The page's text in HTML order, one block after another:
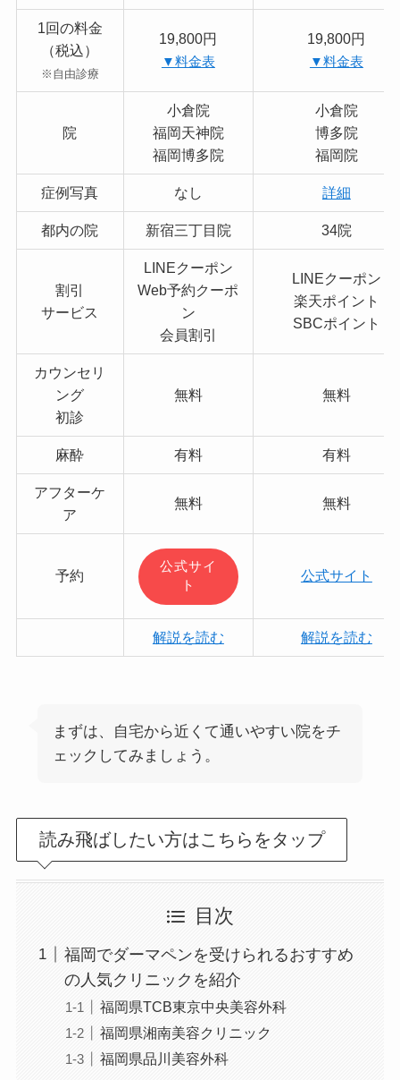
1回の料金
（税込）
※自由診療
19,800円
▼料金表
19,800円
▼料金表
院
小倉院
福岡天神院
福岡博多院
小倉院
博多院
福岡院
症例写真 なし 詳細
都内の院 新宿三丁目院 34院
割引
サービス
LINEクーポン
Web予約クーポ
ン
会員割引
LINEクーポン
楽天ポイント
SBCポイント
カウンセリ
ング
初診
無料 無料
麻酔 有料 有料
アフターケ
ア
無料 無料
予約
公式サイ
ト
公式サイト
解説を読む 解説を読む
まずは、自宅から近くて通いやすい院をチ
ェックしてみましょう。
読み飛ばしたい方はこちらをタップ
目次
福岡でダーマペンを受けられるおすすめ
の人気クリニックを紹介
福岡県TCB東京中央美容外科
福岡県湘南美容クリニック
福岡県品川美容外科